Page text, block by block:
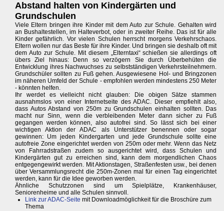
Abstand halten von Kindergärten und
Grundschulen
Viele Eltern bringen ihre Kinder mit dem Auto zur Schule. Gehalten wird
an Bushaltestellen, im Halteverbot, oder in zweiter Reihe. Das ist für alle
Kinder gefährlich. Vor vielen Schulen herrscht morgens Verkehrschaos.
Eltern wollen nur das Beste für ihre Kinder. Und bringen sie deshalb oft mit
dem Auto zur Schule. Mit diesem „Elterntaxi“ schießen sie allerdings oft
übers Ziel hinaus: Denn so verzögern Sie durch Überbehüten die
Entwicklung ihres Nachwuchses zu selbstständigen Verkehrsteilnehmern.
Grundschüler sollten zu Fuß gehen. Ausgewiesene Hol- und Bringzonen
im näheren Umfeld der Schule - empfohlen werden mindestens 250 Meter
- könnten helfen.
Ihr werdet es vielleicht nicht glauben: Die obigen Sätze stammen
ausnahmslos von einer Internetseite des ADAC. Dieser empfiehlt also,
dass Autos Abstand von 250m zu Grundschulen einhalten sollten. Das
macht nur Sinn, wenn die verbleibenden Meter dann sicher zu Fuß
gegangen werden können, also autofrei sind. So lässt sich bei einer
wichtigen Aktion der ADAC als Unterstützer benennen oder sogar
gewinnen: Um jeden Kindergarten und jede Grundschule sollte eine
autofreie Zone eingerichtet werden von 250m oder mehr. Wenn das Netz
von Fahrradstraßen zudem so ausgerichtet wird, dass Schulen und
Kindergärten gut zu erreichen sind, kann dem morgendlichen Chaos
entgegengewirkt werden. Mit Aktionstagen, Straßenfesten usw., bei denen
über Versammlungsrecht die 250m-Zonen mal für einen Tag eingerichtet
werden, kann für die Idee geworben werden.
Ähnliche Schutzzonen sind um Spielplätze, Krankenhäuser,
Seniorenheime und alle Schulen sinnvoll.
Link zur ADAC-Seite mit Downloadmöglichkeit für die Broschüre zum
Thema